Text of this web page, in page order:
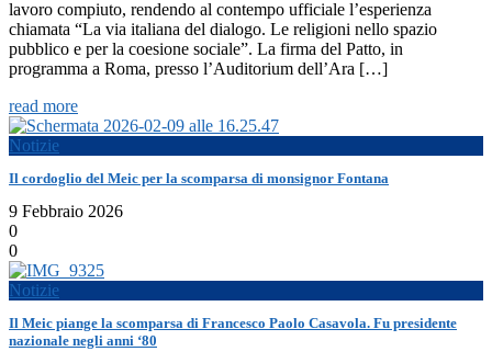
lavoro compiuto, rendendo al contempo ufficiale l’esperienza
chiamata “La via italiana del dialogo. Le religioni nello spazio
pubblico e per la coesione sociale”. La firma del Patto, in
programma a Roma, presso l’Auditorium dell’Ara […]
read more
Notizie
Il cordoglio del Meic per la scomparsa di monsignor Fontana
9 Febbraio 2026
0
0
Notizie
Il Meic piange la scomparsa di Francesco Paolo Casavola. Fu presidente
nazionale negli anni ‘80